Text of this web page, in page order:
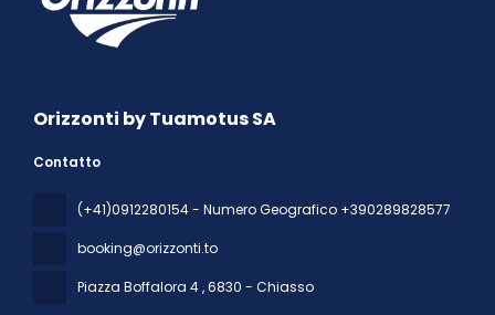
Orizzonti by Tuamotus SA
Contatto
(+41)0912280154 - Numero Geografico +390289828577
booking@orizzonti.to
Piazza Boffalora 4, 6830 - Chiasso